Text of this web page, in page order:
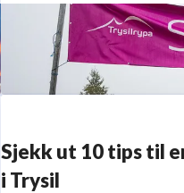
Sjekk ut 10 tips til
i Trysil